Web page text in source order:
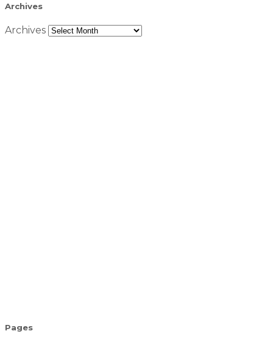
Archives
Archives
Pages